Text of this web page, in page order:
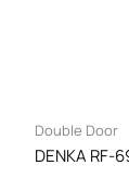
Double Door
DENKA RF-